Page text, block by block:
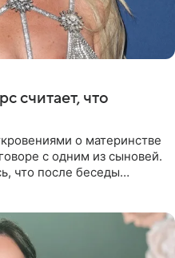
считает, что
о материнстве
с одним из сыновей.
что после беседы